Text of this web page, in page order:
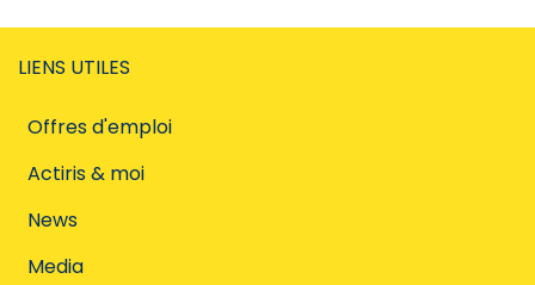
LIENS UTILES
Offres d'emploi
Actiris & moi
News
Media